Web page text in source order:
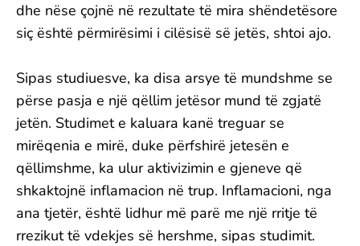
dhe nëse çojnë në rezultate të mira shëndetësore
siç është përmirësimi i cilësisë së jetës, shtoi ajo.
Sipas studiuesve, ka disa arsye të mundshme se
përse pasja e një qëllim jetësor mund të zgjatë
jetën. Studimet e kaluara kanë treguar se
mirëqenia e mirë, duke përfshirë jetesën e
qëllimshme, ka ulur aktivizimin e gjeneve që
shkaktojnë inflamacion në trup. Inflamacioni, nga
ana tjetër, është lidhur më parë me një rritje të
rrezikut të vdekjes së hershme, sipas studimit.